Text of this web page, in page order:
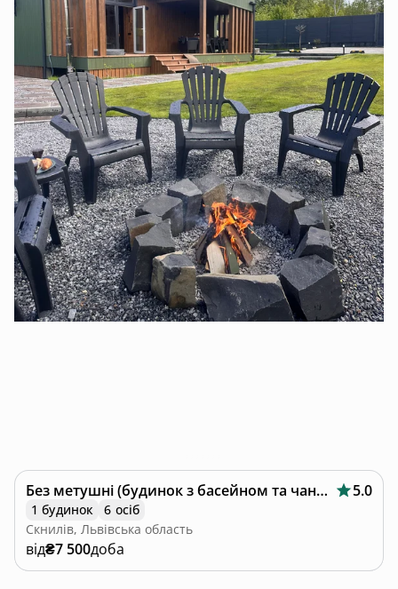
Без метушні (будинок з басейном та чаном) 5.0
1 будинок
6 осіб
Скнилів, Львівська область
від₴7 500доба